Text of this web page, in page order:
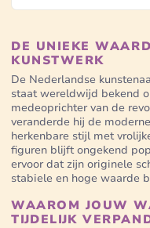
DE UNIEKE
KUNSTWERK
De Nederlandse
staat wereldwijd bekend
medeoprichter van de
veranderde hij de
herkenbare stijl met
figuren blijft ongekend
ervoor dat zijn originele
stabiele en hoge waarde
WAAROM JOUW
TIJDELIJK